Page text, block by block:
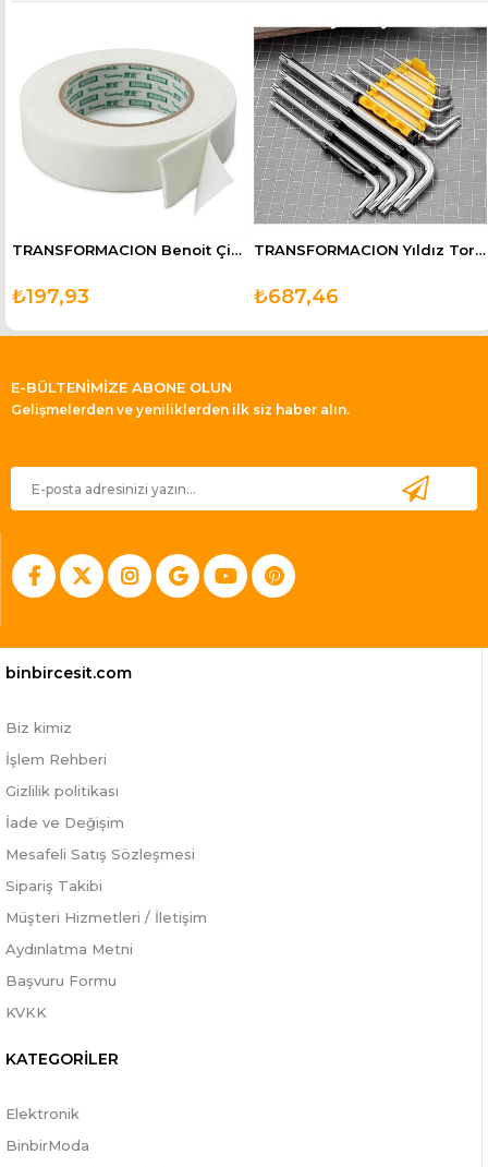
TRANSFORMACION Benoit Çivisiz Montaj 1.8 Cm Çift Taraflı Yapıştırıcı
₺197,93
TRANSFORMACION Yıldız Torx Combination 9 Parça Alyan Seti
₺687,46
E-BÜLTENİMİZE ABONE OLUN
Gelişmelerden ve yeniliklerden ilk siz haber alın.
binbircesit.com
Biz kimiz
İşlem Rehberi
Gizlilik politikası
İade ve Değişim
Mesafeli Satış Sözleşmesi
Sipariş Takibi
Müşteri Hizmetleri / İletişim
Aydınlatma Metni
Başvuru Formu
KVKK
KATEGORİLER
Elektronik
BinbirModa